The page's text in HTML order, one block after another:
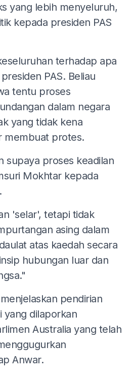
yang lebih menyeluruh,
kepada presiden PAS
terhadap apa
PAS. Beliau
tentu proses
dalam negara
yang tidak kena
membuat protes.
supaya proses keadilan
Mokhtar kepada
'selar', tetapi tidak
asing dalam
atas kaedah secara
hubungan luar dan
pendirian
yang dilaporkan
Australia yang telah
Anwar.